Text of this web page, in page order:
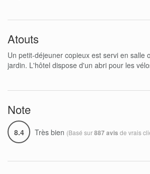
Atouts
Un petit-déjeuner copieux est servi en salle
jardin. L'hôtel dispose d'un abri pour les
Note
8.4 Très bien (Basé sur887 avis de vrais